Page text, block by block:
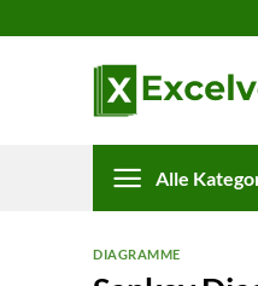
Inhalt
Alle
DIAGRAMME